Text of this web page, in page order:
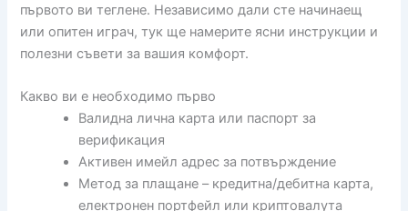
първото ви теглене. Независимо дали сте начинаещ
или опитен играч, тук ще намерите ясни инструкции и
полезни съвети за вашия комфорт.
Какво ви е необходимо първо
Валидна лична карта или паспорт за
верификация
Активен имейл адрес за потвърждение
Метод за плащане – кредитна/дебитна карта,
електронен портфейл или криптовалута